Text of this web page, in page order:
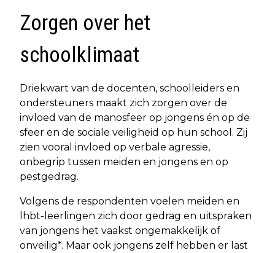
Zorgen over het
schoolklimaat
Driekwart van de docenten, schoolleiders en
ondersteuners maakt zich zorgen over de
invloed van de manosfeer op jongens én op de
sfeer en de sociale veiligheid op hun school. Zij
zien vooral invloed op verbale agressie,
onbegrip tussen meiden en jongens en op
pestgedrag.
Volgens de respondenten voelen meiden en
lhbt-leerlingen zich door gedrag en uitspraken
van jongens het vaakst ongemakkelijk of
onveilig*. Maar ook jongens zelf hebben er last